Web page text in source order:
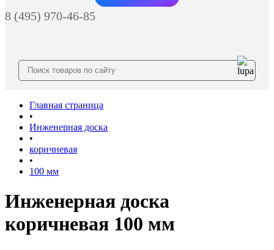
8 (495) 970-46-85
Главная страница
•
Инженерная доска
•
коричневая
•
100 мм
Инженерная доска
коричневая 100 мм